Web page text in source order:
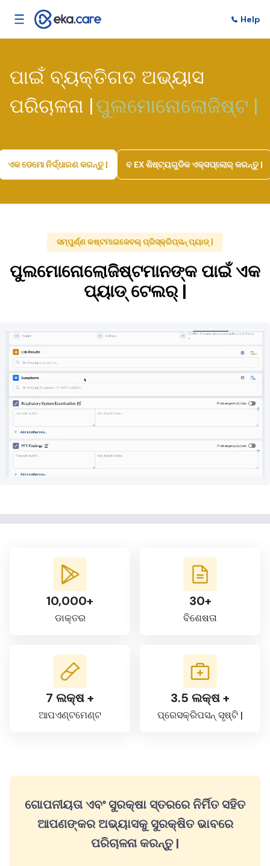
Help
ପାଇଁ ବ୍ୟକ୍ତିଗତ ଅଭ୍ୟାସ
ପରିଚାଳନା |ପୁଲମୋନୋଲୋଜିଷ୍ଟ |
ଏକ ଡେମୋ ନିର୍ଦ୍ଧାରଣ କରନ୍ତୁ | ବ EX ଶିଷ୍ଟ୍ୟଗୁଡିକ ଏକ୍ସପ୍ଲୋର୍ କରନ୍ତୁ |
ସମ୍ପୁର୍ଣ୍ଣ କଷ୍ଟମାଇଜେବଲ୍ ପ୍ରିସ୍କ୍ରିପ୍ସନ୍ ପ୍ୟାଡ୍ |
ପୁଲମୋନୋଲୋଜିଷ୍ଟମାନଙ୍କ ପାଇଁ ଏକ
ପ୍ୟାଡ୍ ଟେଲର୍ |
10,000+
ଡାକ୍ତର
30+
ବିଶେଷତା
7 ଲକ୍ଷ +
ଆପଏଣ୍ଟମେଣ୍ଟ
3.5 ଲକ୍ଷ +
ପ୍ରେସକ୍ରିପସନ୍ ସୃଷ୍ଟି |
ଗୋପନୀୟତା ଏବଂ ସୁରକ୍ଷା ସ୍ତରରେ ନିର୍ମିତ ସହିତ
ଆପଣଙ୍କର ଅଭ୍ୟାସକୁ ସୁରକ୍ଷିତ ଭାବରେ
ପରିଚାଳନା କରନ୍ତୁ |